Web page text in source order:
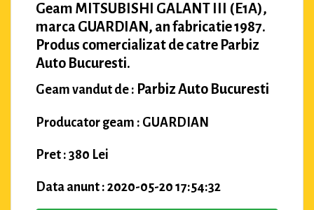
Geam MITSUBISHI GALANT III (E1A),
marca GUARDIAN, an fabricatie 1987.
Produs comercializat de catre Parbiz
Auto Bucuresti.
Geam vandut de : Parbiz Auto Bucuresti
Producator geam : GUARDIAN
Pret : 380 Lei
Data anunt : 2020-05-20 17:54:32